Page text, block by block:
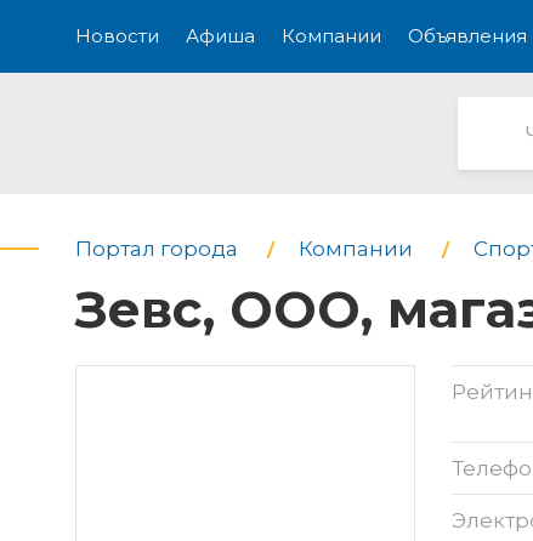
Новости Афиша Компании Объявления
Портал города Компании
Зевс, ООО,